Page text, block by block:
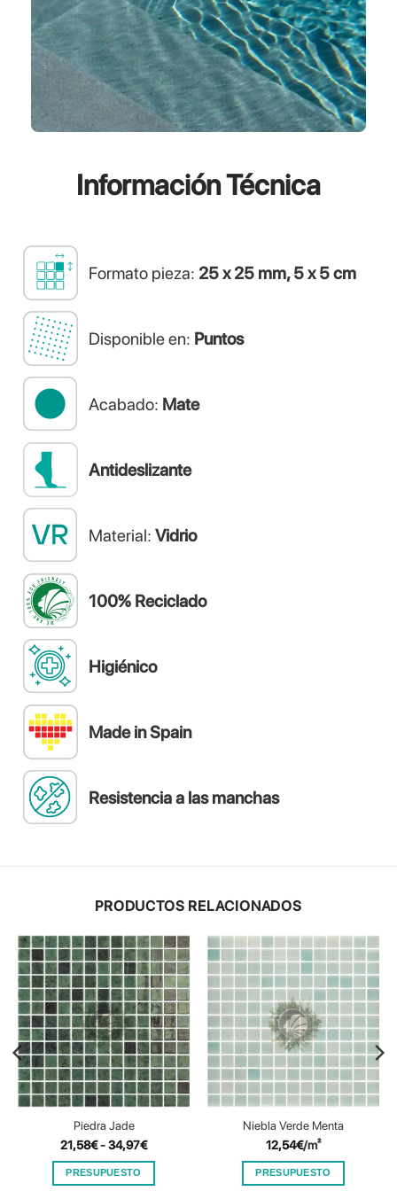
InformaciónTécnica
Formato pieza: 25 x 25 mm, 5 x 5 cm
Disponible en: Puntos
Acabado: Mate
Antideslizante
Material: Vidrio
100% Reciclado
Higiénico
Made in Spain
Resistencia a las manchas
PRODUCTOS RELACIONADOS
Piedra Jade
21,58€-34,97€Rango
precios:
PRESUPUESTO
Niebla Verde Menta
12,54€/m²
PRESUPUESTO